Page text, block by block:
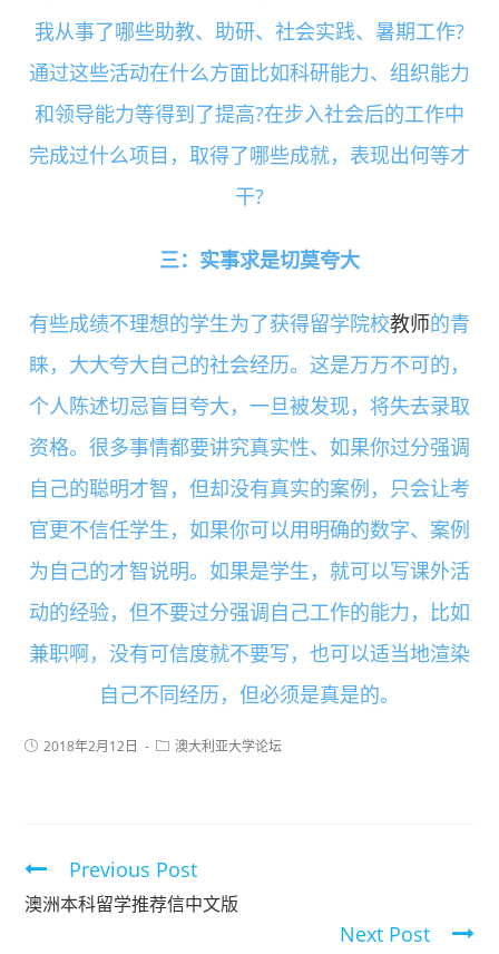
我从事了哪些助教、助研、社会实践、暑期工作?
通过这些活动在什么方面比如科研能力、组织能力
和领导能力等得到了提高?在步入社会后的工作中
完成过什么项目，取得了哪些成就，表现出何等才
干?
三：实事求是切莫夸大
有些成绩不理想的学生为了获得留学院校教师的青
睐，大大夸大自己的社会经历。这是万万不可的，
个人陈述切忌盲目夸大，一旦被发现，将失去录取
资格。很多事情都要讲究真实性、如果你过分强调
自己的聪明才智，但却没有真实的案例，只会让考
官更不信任学生，如果你可以用明确的数字、案例
为自己的才智说明。如果是学生，就可以写课外活
动的经验，但不要过分强调自己工作的能力，比如
兼职啊，没有可信度就不要写，也可以适当地渲染
自己不同经历，但必须是真是的。
2018年2月12日 澳大利亚大学论坛
Previous Post
澳洲本科留学推荐信中文版
Next Post